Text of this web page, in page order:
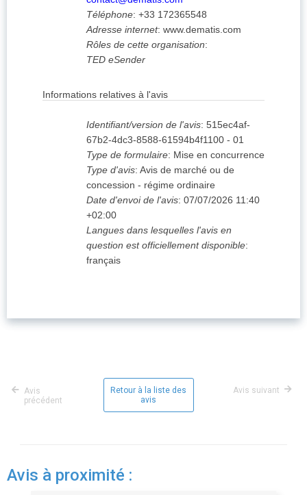
Téléphone: +33 172365548
Adresse internet: www.dematis.com
Rôles de cette organisation:
TED eSender
Informations relatives à l'avis
Identifiant/version de l'avis: 515ec4af-
67b2-4dc3-8588-61594b4f1100 - 01
Type de formulaire: Mise en concurrence
Type d'avis: Avis de marché ou de
concession - régime ordinaire
Date d'envoi de l'avis: 07/07/2026 11:40
+02:00
Langues dans lesquelles l'avis en
question est officiellement disponible:
français
Avis
précédent
Retour à la liste des
avis
Avis suivant
Avis à proximité :